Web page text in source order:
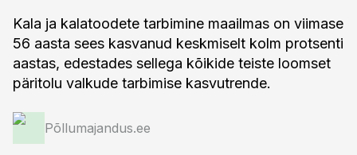
Kala ja kalatoodete tarbimine maailmas on viimase
56 aasta sees kasvanud keskmiselt kolm protsenti
aastas, edestades sellega kõikide teiste loomset
päritolu valkude tarbimise kasvutrende.
Põllumajandus.ee